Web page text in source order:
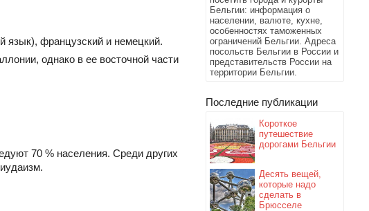
Бельгии: информация о
населении, валюте, кухне,
особенностях таможенных
ограничений Бельгии. Адреса
посольств Бельгии в России и
представительств России на
территории Бельгии.
Последние публикации
Короткое
путешествие
дорогами Бельгии
Десять вещей,
которые надо
сделать в
Брюсселе
язык), французский и немецкий.
однако в ее восточной части
70 % населения. Среди других